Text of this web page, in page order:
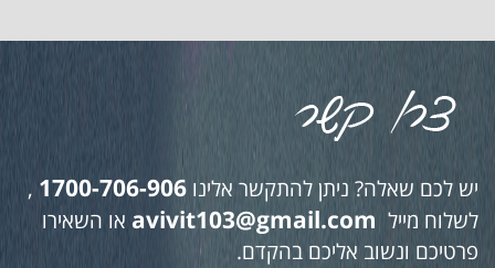
יש לכם שאלה? ניתן להתקשר אלינו 1700-706-906
,
לשלוח מייל avivit103@gmail.com או השאירו
פרטיכם ונשוב אליכם בהקדם.